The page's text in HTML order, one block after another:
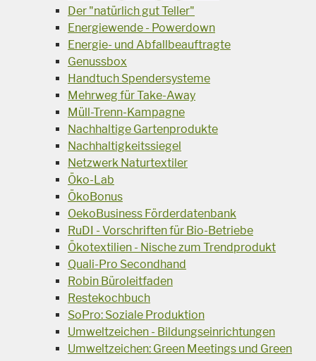
Der "natürlich gut Teller"
Energiewende - Powerdown
Energie- und Abfallbeauftragte
Genussbox
Handtuch Spendersysteme
Mehrweg für Take-Away
Müll-Trenn-Kampagne
Nachhaltige Gartenprodukte
Nachhaltigkeitssiegel
Netzwerk Naturtextiler
Öko-Lab
ÖkoBonus
OekoBusiness Förderdatenbank
RuDI - Vorschriften für Bio-Betriebe
Ökotextilien - Nische zum Trendprodukt
Quali-Pro Secondhand
Robin Büroleitfaden
Restekochbuch
SoPro: Soziale Produktion
Umweltzeichen - Bildungseinrichtungen
Umweltzeichen: Green Meetings und Green